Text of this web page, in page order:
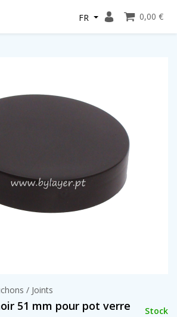
FR 0,00 €
/ Joints
51 mm pour pot verre
Stock